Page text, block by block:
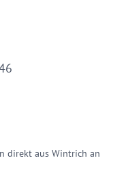
direkt aus Wintrich an